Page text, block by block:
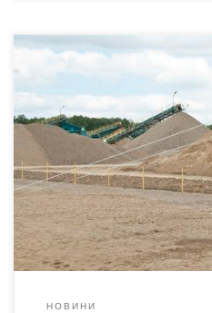
Група компаній «Lafarge»
виробництва будівельних
банком реконструкції та
виробництва щебеневої та
тис. тонн на рік у с. Іспас
Інвестиції в запуск
Проблема браконьєрського […]
НОВИНИ